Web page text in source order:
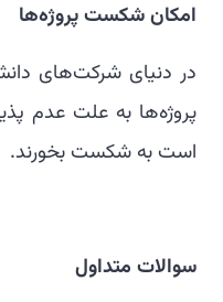
امکان شکست پروژه‌ها
در دنیای شرکت‌های
پروژه‌ها به علت عدم
است به شکست بخورند.
سوالات متداول